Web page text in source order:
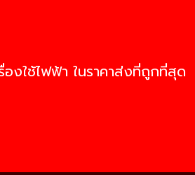
งใช้ไฟฟ้า ในราคาส่งที่ถูกที่สุด